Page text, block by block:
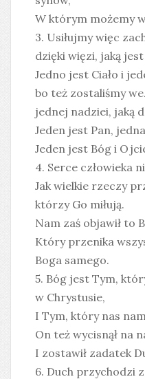
W którym możemy
3. Usiłujmy więc
dzięki więzi, jaką
Jedno jest Ciało i
bo też zostaliśmy
jednej nadziei, jaką
Jeden jest Pan,
Jeden jest Bóg i
4. Serce człowieka
Jak wielkie rzeczy
którzy Go miłują.
Nam zaś objawił to
Który przenika
Boga samego.
5. Bóg jest Tym,
w Chrystusie,
I Tym, który nas
On też wycisnął na
I zostawił zadatek
6. Duch przychodzi